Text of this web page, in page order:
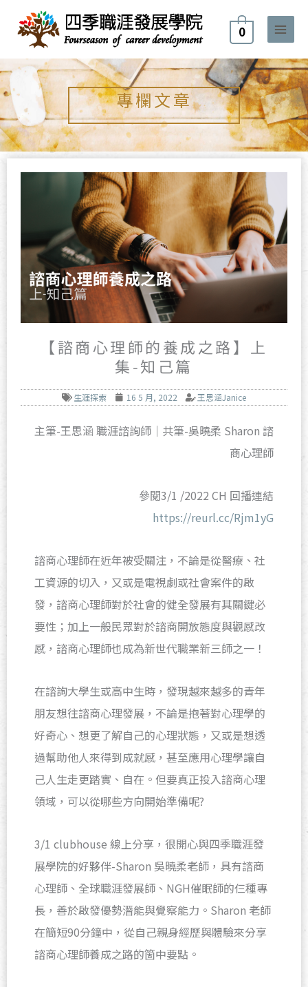
內
容
0
專欄文章
【諮商心理師的養成之路】上
集-知己篇
生涯探索 16 5 月, 2022 王思涵Janice
主筆-王思涵 職涯諮詢師｜共筆-吳曉柔 Sharon 諮
商心理師
參閱3/1 /2022 CH 回播連結
https://reurl.cc/Rjm1yG
諮商心理師在近年被受關注，不論是從醫療、社
工資源的切入，又或是電視劇或社會案件的啟
發，諮商心理師對於社會的健全發展有其關鍵必
要性；加上一般民眾對於諮商開放態度與觀感改
感，諮商心理師也成為新世代職業新三師之一！
在諮詢大學生或高中生時，發現越來越多的青年
朋友想往諮商心理發展，不論是抱著對心理學的
好奇心、想更了解自己的心理狀態，又或是想透
過幫助他人來得到成就感，甚至應用心理學讓自
己人生走更踏實、自在。但要真正投入諮商心理
領域，可以從哪些方向開始準備呢?
3/1 clubhouse 線上分享，很開心與四季職涯發
展學院的好夥伴-Sharon 吳曉柔老師，具有諮商
心理師、全球職涯發展師、NGH催眠師的仨種專
長，善於啟發優勢潛能與覺察能力。Sharon 老師
在簡短90分鐘中，從自己親身經歷與體驗來分享
諮商心理師養成之路的箇中要點。